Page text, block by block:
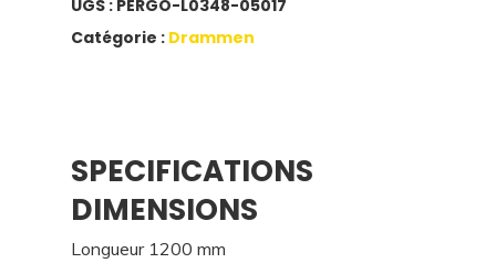
UGS : PERGO-L0348-05017
Catégorie : Drammen
SPECIFICATIONS
DIMENSIONS
Longueur 1200 mm